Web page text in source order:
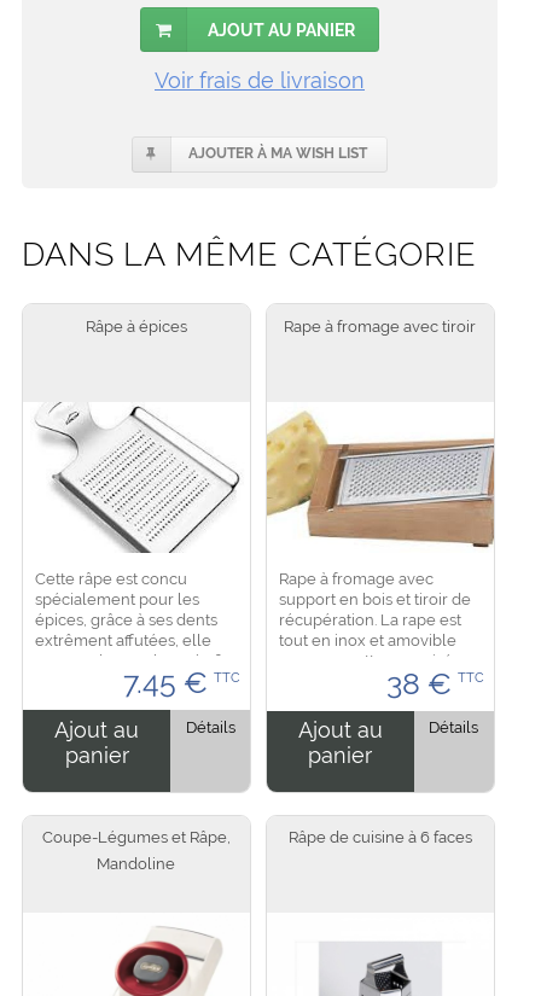
AJOUT AU PANIER
Voir frais de livraison
AJOUTER À MA WISH LIST
DANS LA MÊME CATÉGORIE
Râpe à épices
Cette râpe est concu
spécialement pour les
épices, grâce à ses dents
extrêment affutées, elle
permet de trancher très fin
les condiments. Il est facile
à néttoyer tout en inox.
Dimension :...
7.45 € TTC
Ajout au
panier
Détails
Rape à fromage avec tiroir
Rape à fromage avec
support en bois et tiroir de
récupération. La rape est
tout en inox et amovible
pour un mettoyage aisé.
spécialement concue pour
raper les fromages secs
comme...
38 € TTC
Ajout au
panier
Détails
Coupe-Légumes et Râpe,
Mandoline
Râpe de cuisine à 6 faces